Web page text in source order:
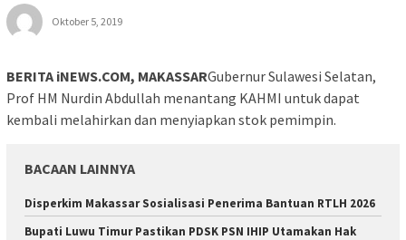
Oktober 5, 2019
BERITA iNEWS.COM, MAKASSARGubernur Sulawesi Selatan,
Prof HM Nurdin Abdullah menantang KAHMI untuk dapat
kembali melahirkan dan menyiapkan stok pemimpin.
BACAAN LAINNYA
Disperkim Makassar Sosialisasi Penerima Bantuan RTLH 2026
Bupati Luwu Timur Pastikan PDSK PSN IHIP Utamakan Hak